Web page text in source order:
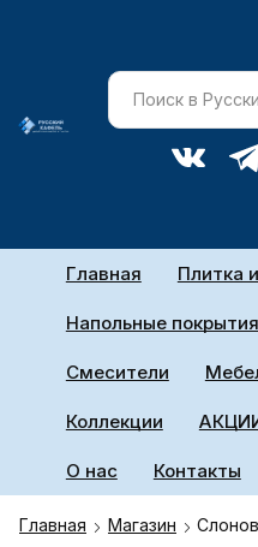
Главная Плитка
Напольные покрытия
Смесители
Коллекции
О нас Контакты
Главная Магазин